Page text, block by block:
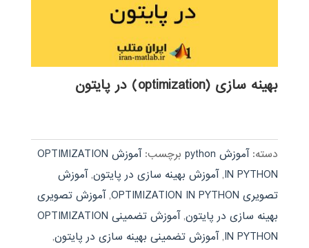
بهینه سازی (optimization) در پایتون
دسته:آموزش python برچسب:
آموزش OPTIMIZATION
IN PYTHON
,آموزش بهینه سازی در پایتون,آموزش
تصویری OPTIMIZATION IN PYTHON
,آموزش تصویری
بهینه سازی در پایتون,
آموزش تضمینی OPTIMIZATION
IN PYTHON
,آموزش تضمینی بهینه سازی در پایتون,